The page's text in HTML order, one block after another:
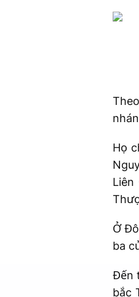
Họ
Ở
ba
Đến
bắc